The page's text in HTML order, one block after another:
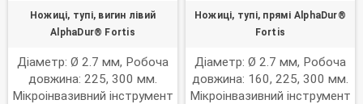
Ножиці, тупі, вигин лівий
AlphaDur® Fortis
Діаметр: Ø 2.7 мм, Робоча
довжина: 225, 300 мм.
Мікроінвазивний інструмент
Ножиці, тупі, прямі AlphaDur®
Fortis
Діаметр: Ø 2.7 мм, Робоча
довжина: 160, 225, 300 мм.
Мікроінвазивний інструмент